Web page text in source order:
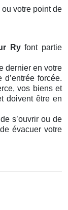
votre point de
Ryfont partie
dernier en votre
forcée.
vos biens et
doivent être en
s’ouvrir ou de
évacuer votre